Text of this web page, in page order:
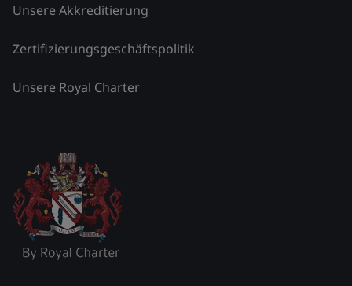
Unsere Akkreditierung
Zertifizierungsgeschäftspolitik
Unsere Royal Charter